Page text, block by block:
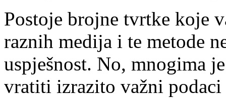
Postoje brojne tvrtke koje
raznih medija i te metode
uspješnost. No, mnogima
vratiti izrazito važni